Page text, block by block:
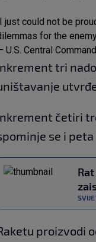
just could not be
for the
U.S. Central
tri
četiri
se i
proizvodi